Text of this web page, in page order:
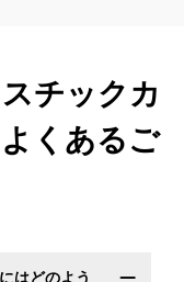
チックカ
くあるご
はどのよう